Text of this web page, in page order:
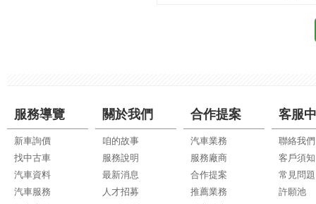
服務導覽
新車詢價
找中古車
汽車資料
汽車服務
關於我們
咱的故事
服務說明
最新消息
人才招募
合作提案
汽車業務
服務廠商
合作提案
推薦業務
客服
聯絡我們
客戶須知
常見問題
許願池